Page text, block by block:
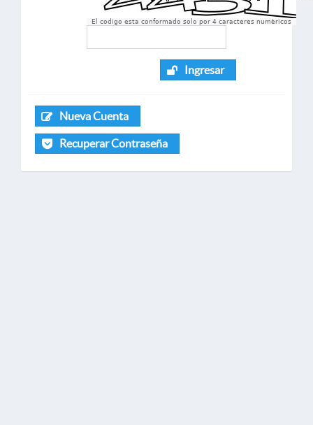
El codigo esta conformado solo por 4 caracteres numèricos
Ingresar
Nueva Cuenta
Recuperar Contraseña